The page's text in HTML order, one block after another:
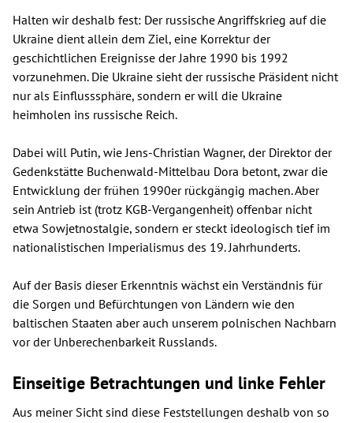
Halten wir deshalb fest: Der russische Angriffskrieg auf die
Ukraine dient allein dem Ziel, eine Korrektur der
geschichtlichen Ereignisse der Jahre 1990 bis 1992
vorzunehmen. Die Ukraine sieht der russische Präsident nicht
nur als Einflusssphäre, sondern er will die Ukraine
heimholen ins russische Reich.
Dabei will Putin, wie Jens-Christian Wagner, der Direktor der
Gedenkstätte Buchenwald-Mittelbau Dora betont, zwar die
Entwicklung der frühen 1990er rückgängig machen. Aber
sein Antrieb ist (trotz KGB-Vergangenheit) offenbar nicht
etwa Sowjetnostalgie, sondern er steckt ideologisch tief im
nationalistischen Imperialismus des 19. Jahrhunderts.
Auf der Basis dieser Erkenntnis wächst ein Verständnis für
die Sorgen und Befürchtungen von Ländern wie den
baltischen Staaten aber auch unserem polnischen Nachbarn
vor der Unberechenbarkeit Russlands.
Einseitige Betrachtungen und linke Fehler
Aus meiner Sicht sind diese Feststellungen deshalb von so